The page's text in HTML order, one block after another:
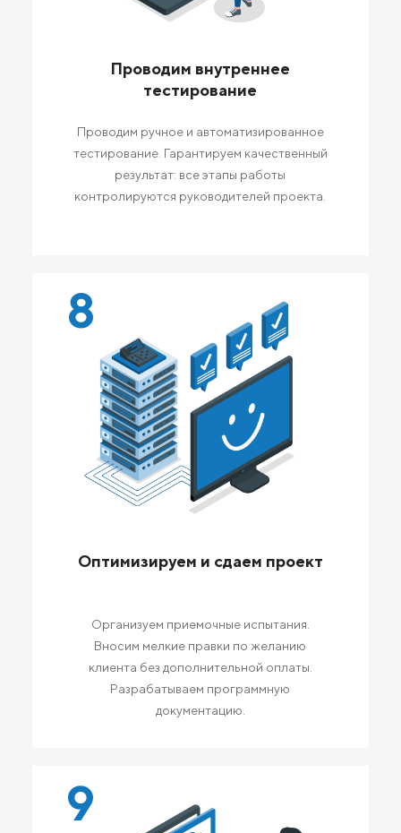
Проводим внутреннее
тестирование
Проводим ручное и автоматизированное
тестирование. Гарантируем качественный
результат: все этапы работы
контролируются руководителей проекта.
8
Оптимизируем и сдаем проект
Организуем приемочные испытания.
Вносим мелкие правки по желанию
клиента без дополнительной оплаты.
Разрабатываем программную
документацию.
9